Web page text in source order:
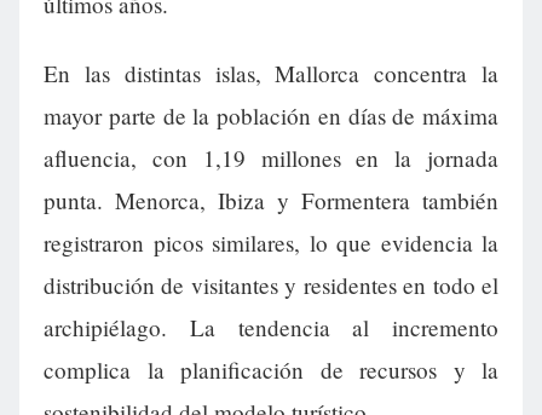
En las distintas islas, Mallorca concentra la
mayor parte de la población en días de máxima
afluencia, con 1,19 millones en la jornada
punta. Menorca, Ibiza y Formentera también
registraron picos similares, lo que evidencia la
distribución de visitantes y residentes en todo el
archipiélago. La tendencia al incremento
complica la planificación de recursos y la